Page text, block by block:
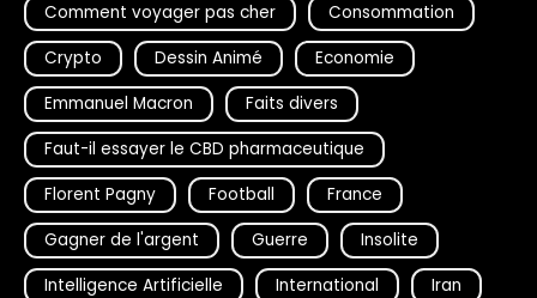
Comment voyager pas cher
Consommation
Crypto
Dessin Animé
Economie
Emmanuel Macron
Faits divers
Faut-il essayer le CBD pharmaceutique
Florent Pagny
Football
France
Gagner de l'argent
Guerre
Insolite
Intelligence Artificielle
International
Iran